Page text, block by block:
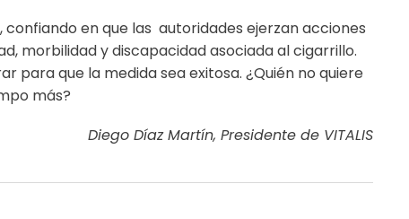
en que las autoridades ejerzan acciones
morbilidad y discapacidad asociada al cigarrillo.
para que la medida sea exitosa. ¿Quién no quiere
más?
Diego Díaz Martín, Presidente de VITALIS